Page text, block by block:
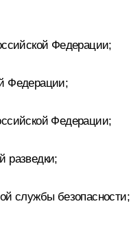
Федерации;
Федерации;
Федерации;
разведки;
службы безопасности;